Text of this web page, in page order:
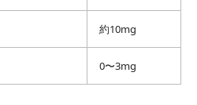
約10mg
0〜3mg